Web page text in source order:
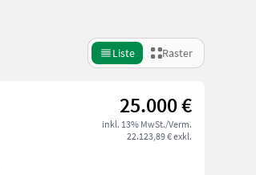
Liste Raster
25.000 €
inkl. 13% MwSt./Verm.
22.123,89 € exkl.